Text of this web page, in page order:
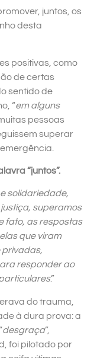
juntos, os
desta
positivas, como
de certas
sentido de
“em alguns
pessoas
superar
“juntos”.
solidariedade,
superamos
fato, as respostas
que viram
privadas,
responder ao
.”
do trauma,
à dura prova: a
desgraça”,
foi pilotado por